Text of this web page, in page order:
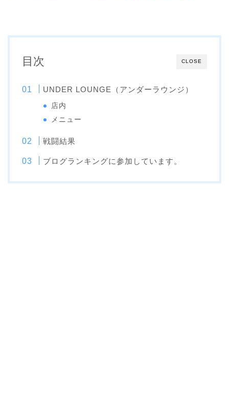
CLOSE
目次
UNDER LOUNGE（アンダーラウンジ）
店内
メニュー
戦闘結果
ブログランキングに参加しています。